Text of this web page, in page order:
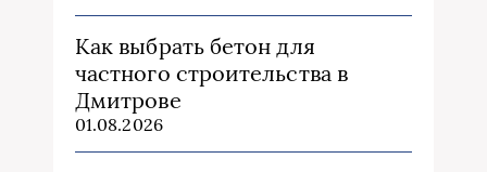
Как выбрать бетон для
частного строительства в
Дмитрове
01.08.2026